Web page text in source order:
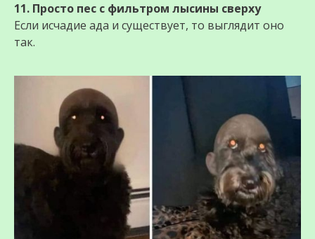
11. Просто пес с фильтром лысины сверху
Если исчадие aда и существует, то выглядит оно
так.